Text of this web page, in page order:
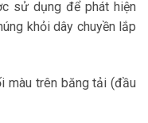
sử dụng để phát hiện
khỏi dây chuyền lắp
màu trên băng tải (đầu